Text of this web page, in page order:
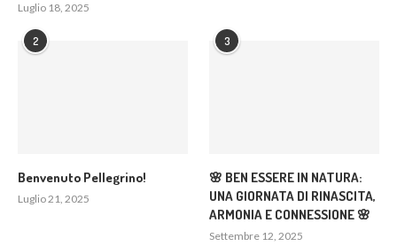
Luglio 18, 2025
2
Benvenuto Pellegrino!
Luglio 21, 2025
3
🌸 BEN ESSERE IN NATURA:
UNA GIORNATA DI RINASCITA,
ARMONIA E CONNESSIONE 🌸
Settembre 12, 2025